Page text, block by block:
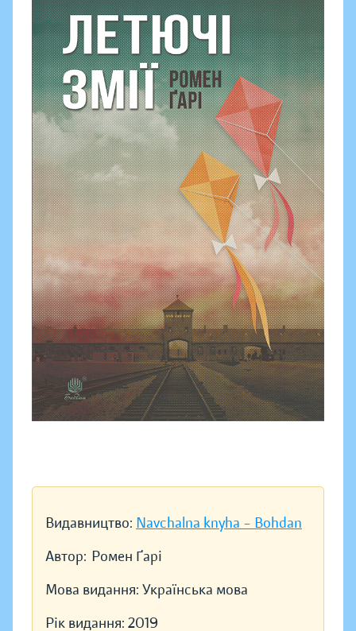
Видавництво: Navchalna knyha – Bohdan
Автор: Ромен Ґарі
Мова видання: Українська мова
Рік видання: 2019